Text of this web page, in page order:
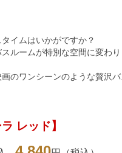
イムはいかがですか？
ルームが特別な空間に変わり
のワンシーンのような贅沢バ
レッド】